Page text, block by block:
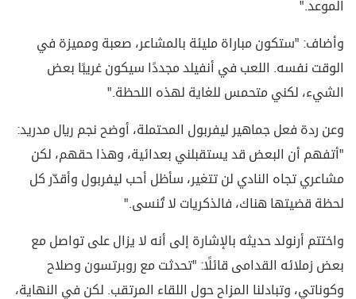
الموعد."
وأضاف: "ستكون مباراة مليئة بالمشاعر، صعبة ومميزة في
الوقت نفسه. اللعب في أنفيلد مجددًا سيكون غريبًا بعض
الشيء، لكني متحمس للغاية لهذه اللحظة."
وعن ردة فعل جماهير ليفربول المحتملة، أوضح نجم ريال مدريد:
"أتفهم أن البعض قد يستقبلني بعدائية، وهذا حقهم، لكن
مشاعري تجاه النادي لن تتغير، سأظل أحب ليفربول وأقدّر كل
لحظة قضيتها هناك، فالذكريات لا تُنسى."
واختتم أرنولد حديثه بالإشارة إلى أنه لا يزال على تواصل مع
بعض زملائه القدامى قائلًا: "تحدثت مع روبرتسون وصلاح
وكوناتي، وتبادلنا المزاح حول اللقاء المرتقب. لكن في النهاية،